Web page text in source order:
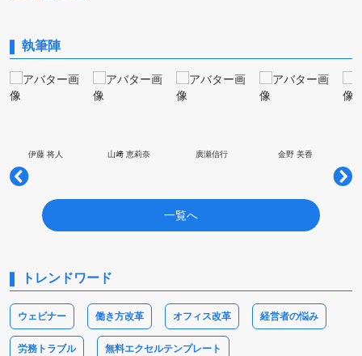
執筆陣
伊藤 将人 山﨑 恵莉奈 廣瀬信行 金野 美香
一覧へ
トレンドワード
ウェビナー 働き方改革 オフィス改革 経営者の悩み
労務トラブル 無料エクセルテンプレート